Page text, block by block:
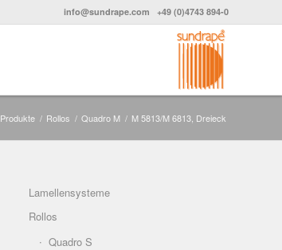
info@sundrape.com +49 (0)4743 894-0
Produkte / Rollos / Quadro M / M 5813/M 6813, Dreieck
Lamellensysteme
Rollos
Quadro S